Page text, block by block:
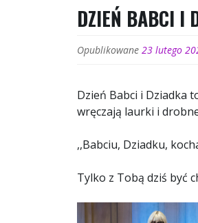
DZIEŃ BABCI I
Opublikowane 23 lutego
Dzień Babci i Dziadka
wręczają laurki i
,,Babciu, Dziadku,
Tylko z Tobą dziś być